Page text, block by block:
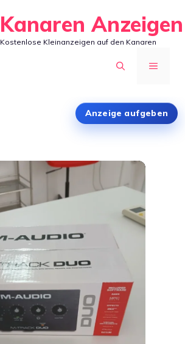
Kanaren Anzeigen
Kostenlose Kleinanzeigen auf den Kanaren
MENÜ
Anzeige aufgeben